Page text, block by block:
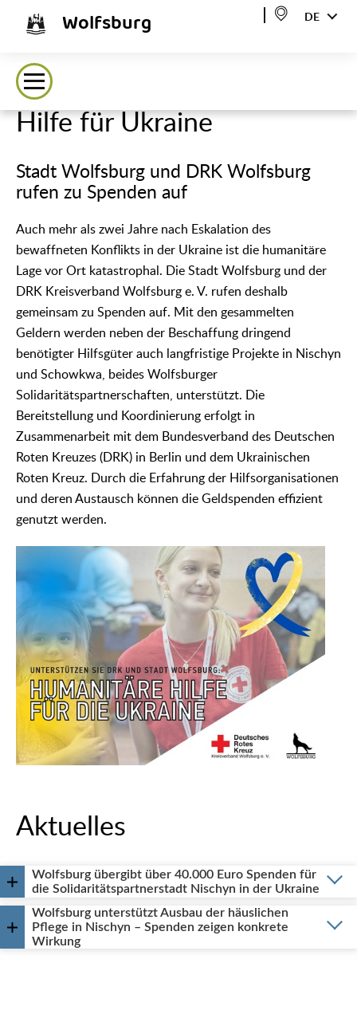
Wolfsburg DE
Hilfe für Ukraine
Stadt Wolfsburg und DRK Wolfsburg
rufen zu Spenden auf
Auch mehr als zwei Jahre nach Eskalation des
bewaffneten Konflikts in der Ukraine ist die humanitäre
Lage vor Ort katastrophal. Die Stadt Wolfsburg und der
DRK Kreisverband Wolfsburg e. V. rufen deshalb
gemeinsam zu Spenden auf. Mit den gesammelten
Geldern werden neben der Beschaffung dringend
benötigter Hilfsgüter auch langfristige Projekte in Nischyn
und Schowkwa, beides Wolfsburger
Solidaritätspartnerschaften, unterstützt. Die
Bereitstellung und Koordinierung erfolgt in
Zusammenarbeit mit dem Bundesverband des Deutschen
Roten Kreuzes (DRK) in Berlin und dem Ukrainischen
Roten Kreuz. Durch die Erfahrung der Hilfsorganisationen
und deren Austausch können die Geldspenden effizient
genutzt werden.
Aktuelles
Wolfsburg übergibt über 40.000 Euro Spenden für
die Solidaritätspartnerstadt Nischyn in der Ukraine
Wolfsburg unterstützt Ausbau der häuslichen
Pflege in Nischyn – Spenden zeigen konkrete
Wirkung